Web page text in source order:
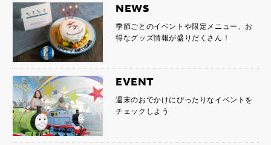
NEWS
季節ごとのイベントや限定メニュー、お
得なグッズ情報が盛りだくさん！
EVENT
週末のおでかけにぴったりなイベントを
チェックしよう